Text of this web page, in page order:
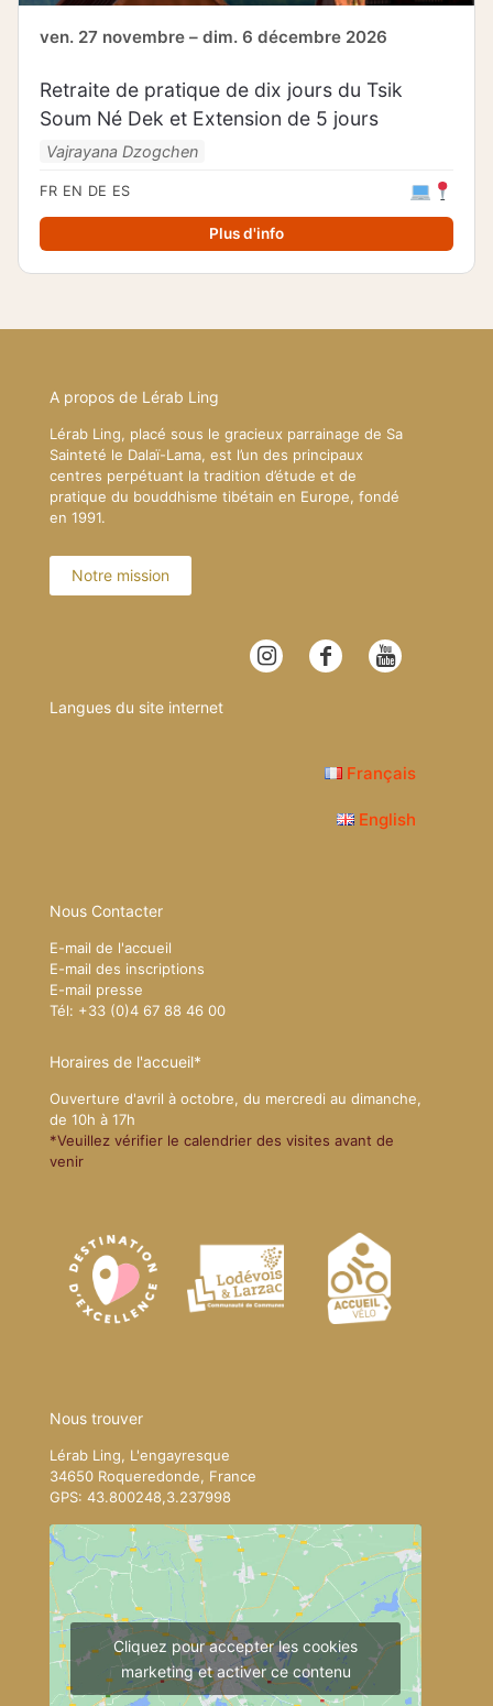
ven. 27 novembre – dim. 6 décembre 2026
Retraite de pratique de dix jours du Tsik
Soum Né Dek et Extension de 5 jours
Vajrayana Dzogchen
FR EN DE ES
Plus d'info
A propos de Lérab Ling
Lérab Ling, placé sous le gracieux parrainage de Sa
Sainteté le Dalaï-Lama, est l’un des principaux
centres perpétuant la tradition d’étude et de
pratique du bouddhisme tibétain en Europe, fondé
en 1991.
Notre mission
Langues du site internet
Français
English
Nous Contacter
E-mail de l'accueil
E-mail des inscriptions
E-mail presse
Tél: +33 (0)4 67 88 46 00
Horaires de l'accueil*
Ouverture d'avril à octobre, du mercredi au dimanche,
de 10h à 17h
*Veuillez vérifier le calendrier des visites avant de
venir
Nous trouver
Lérab Ling, L'engayresque
34650 Roqueredonde, France
GPS: 43.800248,3.237998
Cliquez pour accepter les cookies
marketing et activer ce contenu